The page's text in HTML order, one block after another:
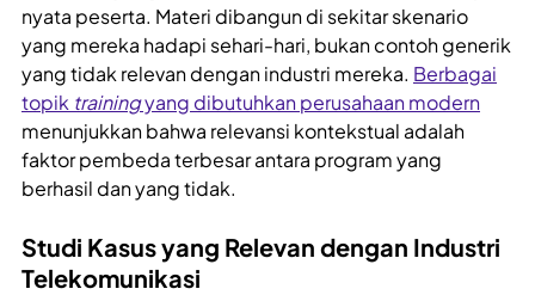
nyata peserta. Materi dibangun di sekitar skenario
yang mereka hadapi sehari-hari, bukan contoh generik
yang tidak relevan dengan industri mereka. Berbagai
topik trainingyang dibutuhkan perusahaan modern
menunjukkan bahwa relevansi kontekstual adalah
faktor pembeda terbesar antara program yang
berhasil dan yang tidak.
Studi Kasus yang Relevan dengan Industri
Telekomunikasi